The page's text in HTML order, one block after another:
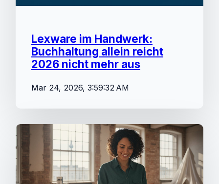
Lexware im Handwerk:
Buchhaltung allein reicht
2026 nicht mehr aus
Mar 24, 2026, 3:59:32 AM